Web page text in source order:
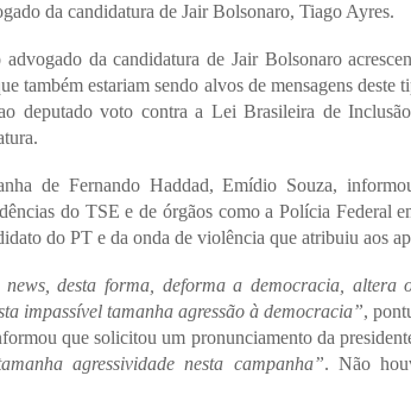
da candidatura de Jair Bolsonaro, Tiago Ayres.
advogado da candidatura de Jair Bolsonaro
também estariam sendo alvos de mensagens
deputado voto contra a Lei Brasileira de
de Fernando Haddad, Emídio Souza,
do TSE e de órgãos como a Polícia Federal
do PT e da onda de violência que atribuiu aos
news, desta forma, deforma a democracia, altera
impassível tamanha agressão à democracia”,
que solicitou um pronunciamento da
agressividade nesta campanha”. Não